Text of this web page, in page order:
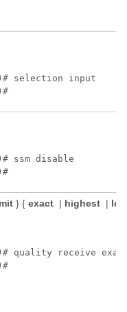
selection input
ssm disable
} { exact | highest |
quality receive